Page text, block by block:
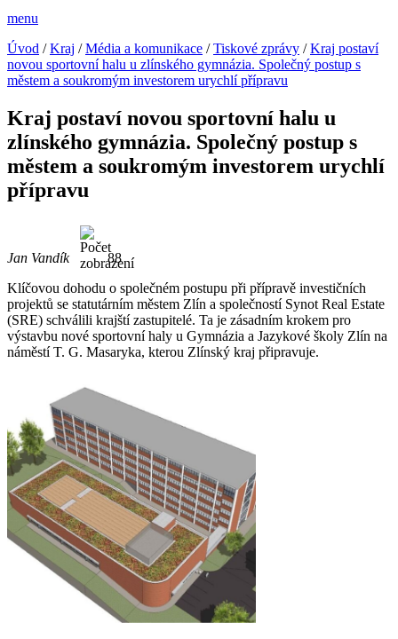
menu
Úvod /Kraj /Média a komunikace /Tiskové zprávy /Kraj postaví
novou sportovní halu u zlínského gymnázia. Společný postup s
městem a soukromým investorem urychlí přípravu
Kraj postaví novou sportovní halu u
zlínského gymnázia. Společný postup s
městem a soukromým investorem urychlí
přípravu
Jan Vandík
88
Klíčovou dohodu o společném postupu při přípravě investičních
projektů se statutárním městem Zlín a společností Synot Real Estate
(SRE) schválili krajští zastupitelé. Ta je zásadním krokem pro
výstavbu nové sportovní haly u Gymnázia a Jazykové školy Zlín na
náměstí T. G. Masaryka, kterou Zlínský kraj připravuje.